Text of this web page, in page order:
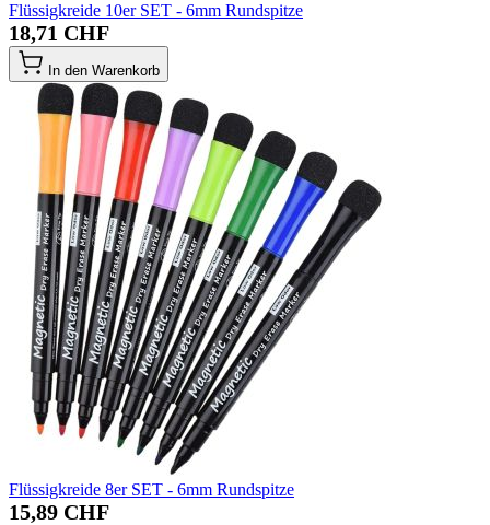
Flüssigkreide 10er SET - 6mm Rundspitze
18,71 CHF
In den Warenkorb
Flüssigkreide 8er SET - 6mm Rundspitze
15,89 CHF